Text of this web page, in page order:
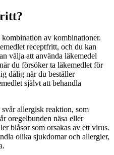
av kombinationer.
receptfritt, och du kan
välja att använda läkemedel
du försöker ta läkemedlet för
dålig när du beställer
självt att behandla
allergisk reaktion, som
oregelbunden näsa eller
blåsor som orsakas av ett virus.
olika sjukdomar och allergier,